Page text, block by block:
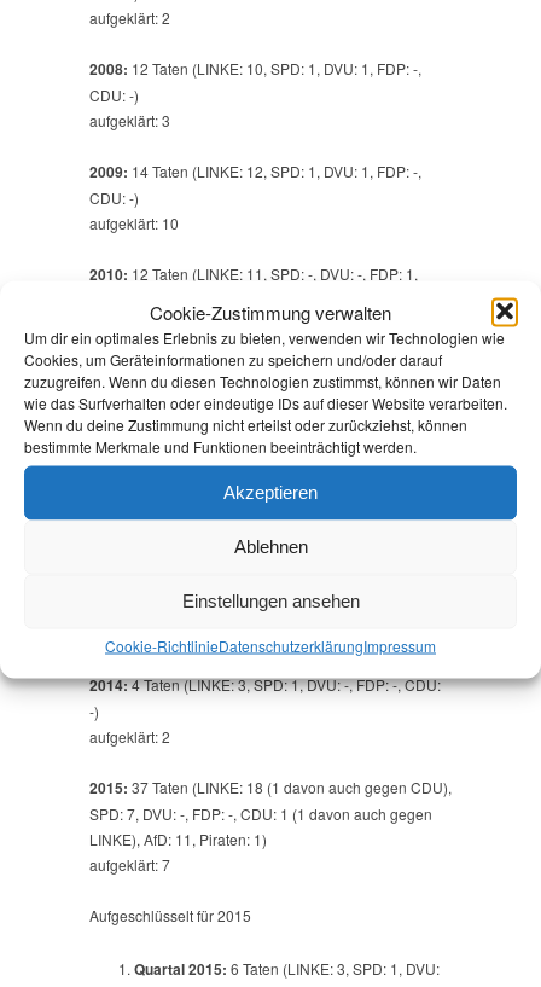
Cookie-Zustimmung verwalten
Um dir ein optimales Erlebnis zu bieten, verwenden wir Technologien wie
Cookies, um Geräteinformationen zu speichern und/oder darauf
zuzugreifen. Wenn du diesen Technologien zustimmst, können wir Daten
wie das Surfverhalten oder eindeutige IDs auf dieser Website verarbeiten.
Wenn du deine Zustimmung nicht erteilst oder zurückziehst, können
bestimmte Merkmale und Funktionen beeinträchtigt werden.
Akzeptieren
Ablehnen
Einstellungen ansehen
Cookie-RichtlinieDatenschutz­erklärungImpressum
aufgeklärt: 2
2008: 12 Taten (LINKE: 10, SPD: 1, DVU: 1, FDP: -,
CDU: -)
aufgeklärt: 3
2009: 14 Taten (LINKE: 12, SPD: 1, DVU: 1, FDP: -,
CDU: -)
aufgeklärt: 10
2010: 12 Taten (LINKE: 11, SPD: -, DVU: -, FDP: 1,
aufgeklärt: 2
2011:9 Taten (LINKE: 9, SPD: -, DVU: -, FDP: -, CDU: -)
aufgeklärt: 2
2012:12 Taten (LINKE: 10 (1 davon auch gegen SPD),
2014:4 Taten (LINKE: 3, SPD: 1, DVU: -, FDP: -, CDU:
-)
aufgeklärt: 2
2015: 37 Taten (LINKE: 18 (1 davon auch gegen CDU),
SPD: 7, DVU: -, FDP: -, CDU: 1 (1 davon auch gegen
LINKE), AfD: 11, Piraten: 1)
aufgeklärt: 7
Aufgeschlüsselt für 2015
Quartal 2015: 6 Taten (LINKE: 3, SPD: 1, DVU: